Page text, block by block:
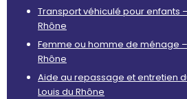
Transport véhiculé pour enfants
Rhône
Femme ou homme de ménage –
Rhône
Aide au repassage et entretien
Louis du Rhône